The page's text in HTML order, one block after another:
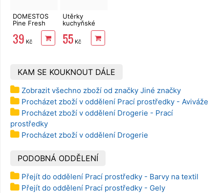
DOMESTOS
Pine Fresh
39 Kč
Utěrky
kuchyňské
TENTO Extra
Strong
3vrstvé, 2
55Kč
KAM SE KOUKNOUT DÁLE
Zobrazit všechno zboží od značky Jiné značky
Procházet zboží v oddělení Prací prostředky - Aviváže
Procházet zboží v oddělení Drogerie - Prací
prostředky
Procházet zboží v oddělení Drogerie
PODOBNÁ ODDĚLENÍ
Přejít do oddělení Prací prostředky - Barvy na textil
Přejít do oddělení Prací prostředky - Gely